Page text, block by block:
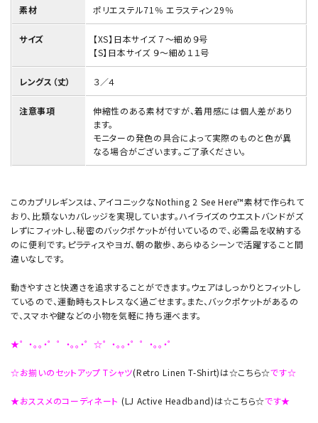
素材 ポリエステル71％ エラスティン29％
サイズ
【XS】日本サイズ ７～細め９号
【S】日本サイズ ９～細め１１号
レングス（丈） ３／４
注意事項
伸縮性のある素材ですが、着用感には個人差があり
ます。
モニターの発色の具合によって実際のものと色が異
なる場合がございます。ご了承ください。
このカプリレギンスは、アイコニックなNothing 2 See Here™素材で作られて
おり、比類ないカバレッジを実現しています。ハイライズのウエストバンドがズ
レずにフィットし、秘密のバックポケットが付いているので、必需品を収納する
のに便利です。ピラティスやヨガ、朝の散歩、あらゆるシーンで活躍すること間
違いなしです。
動きやすさと快適さを追求することができます。ウェアはしっかりとフィットし
ているので、運動時もストレスなく過ごせます。また、バックポケットがあるの
で、スマホや鍵などの小物を気軽に持ち運べます。
★゜・。。・゜゜・。。・゜☆゜・。。・゜゜・。。・゜
☆お揃いのセットアップ Tシャツ(Retro Linen T-Shirt)は☆こちら☆です☆
★おススメのコーディネート (LJ Active Headband)は☆こちら☆です★